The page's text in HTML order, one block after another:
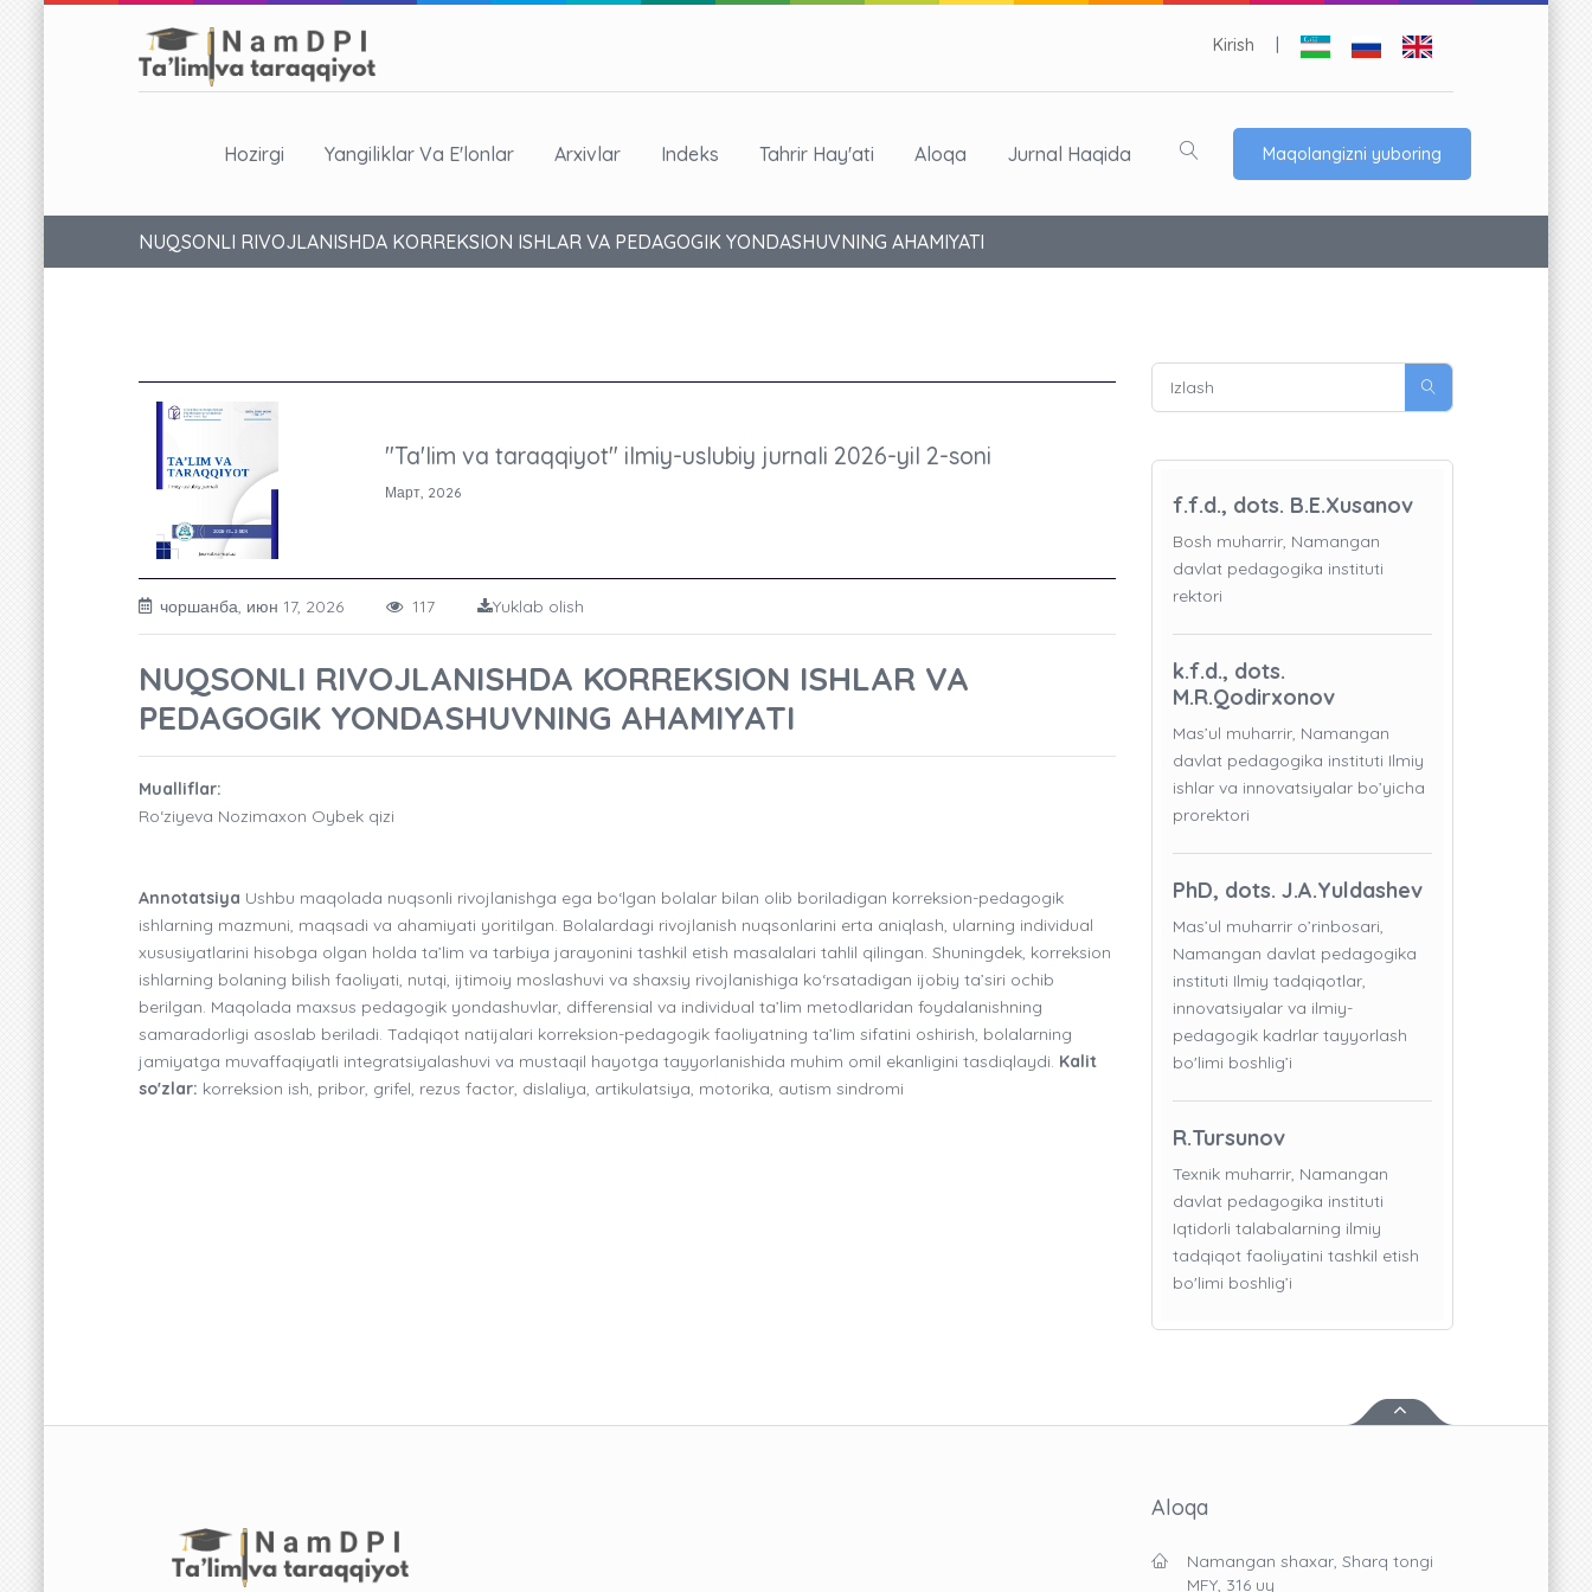
Kirish
Hozirgi Yangiliklar Va E'lonlar Arxivlar Indeks Tahrir Hay'ati Aloqa Jurnal Haqida Maqolangizni yuboring
NUQSONLI RIVOJLANISHDA KORREKSION ISHLAR VA PEDAGOGIK YONDASHUVNING AHAMIYATI
"Ta'lim va taraqqiyot" ilmiy-uslubiy jurnali 2026-yil 2-soni
Март, 2026
чоршанба, июн 17, 2026 117 Yuklab olish
NUQSONLI RIVOJLANISHDA KORREKSION ISHLAR VA
PEDAGOGIK YONDASHUVNING AHAMIYATI
Mualliflar:
Ro‘ziyeva Nozimaxon Oybek qizi
Annotatsiya Ushbu maqolada nuqsonli rivojlanishga ega bo‘lgan bolalar bilan olib boriladigan korreksion-pedagogik
ishlarning mazmuni, maqsadi va ahamiyati yoritilgan. Bolalardagi rivojlanish nuqsonlarini erta aniqlash, ularning individual
xususiyatlarini hisobga olgan holda ta’lim va tarbiya jarayonini tashkil etish masalalari tahlil qilingan. Shuningdek, korreksion
ishlarning bolaning bilish faoliyati, nutqi, ijtimoiy moslashuvi va shaxsiy rivojlanishiga ko‘rsatadigan ijobiy ta’siri ochib
berilgan. Maqolada maxsus pedagogik yondashuvlar, differensial va individual ta’lim metodlaridan foydalanishning
samaradorligi asoslab beriladi. Tadqiqot natijalari korreksion-pedagogik faoliyatning ta’lim sifatini oshirish, bolalarning
jamiyatga muvaffaqiyatli integratsiyalashuvi va mustaqil hayotga tayyorlanishida muhim omil ekanligini tasdiqlaydi. Kalit
so'zlar: korreksion ish, pribor, grifel, rezus factor, dislaliya, artikulatsiya, motorika, autism sindromi
f.f.d., dots. B.E.Xusanov
Bosh muharrir, Namangan
davlat pedagogika instituti
rektori
k.f.d., dots.
M.R.Qodirxonov
Mas’ul muharrir, Namangan
davlat pedagogika instituti Ilmiy
ishlar va innovatsiyalar bo’yicha
prorektori
PhD, dots. J.A.Yuldashev
Mas’ul muharrir o’rinbosari,
Namangan davlat pedagogika
instituti Ilmiy tadqiqotlar,
innovatsiyalar va ilmiy-
pedagogik kadrlar tayyorlash
bo'limi boshlig’i
R.Tursunov
Texnik muharrir, Namangan
davlat pedagogika instituti
Iqtidorli talabalarning ilmiy
tadqiqot faoliyatini tashkil etish
bo'limi boshlig’i
Aloqa
Namangan shaxar, Sharq tongi
MFY, 316 uy